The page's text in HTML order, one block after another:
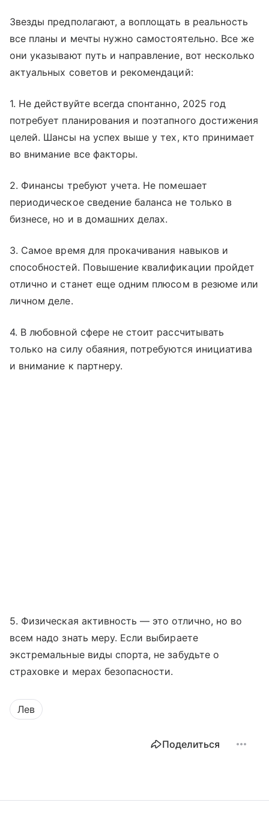
Звезды предполагают, а воплощать в реальность
все планы и мечты нужно самостоятельно. Все же
они указывают путь и направление, вот несколько
актуальных советов и рекомендаций:
1. Не действуйте всегда спонтанно, 2025 год
потребует планирования и поэтапного достижения
целей. Шансы на успех выше у тех, кто принимает
во внимание все факторы.
2. Финансы требуют учета. Не помешает
периодическое сведение баланса не только в
бизнесе, но и в домашних делах.
3. Самое время для прокачивания навыков и
способностей. Повышение квалификации пройдет
отлично и станет еще одним плюсом в резюме или
личном деле.
4. В любовной сфере не стоит рассчитывать
только на силу обаяния, потребуются инициатива
и внимание к партнеру.
5. Физическая активность — это отлично, но во
всем надо знать меру. Если выбираете
экстремальные виды спорта, не забудьте о
страховке и мерах безопасности.
Лев
Поделиться